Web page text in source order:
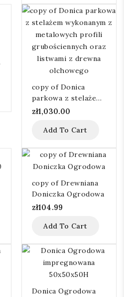
olchowego
copy of Donica
parkowa z stelażem
wykonanym z
grubościennych oraz
olchowego
zł1,030.00
Add To Cart
copy of Drewniana
Doniczka Ogrodowa
zł104.99
Add To Cart
Donica Ogrodowa